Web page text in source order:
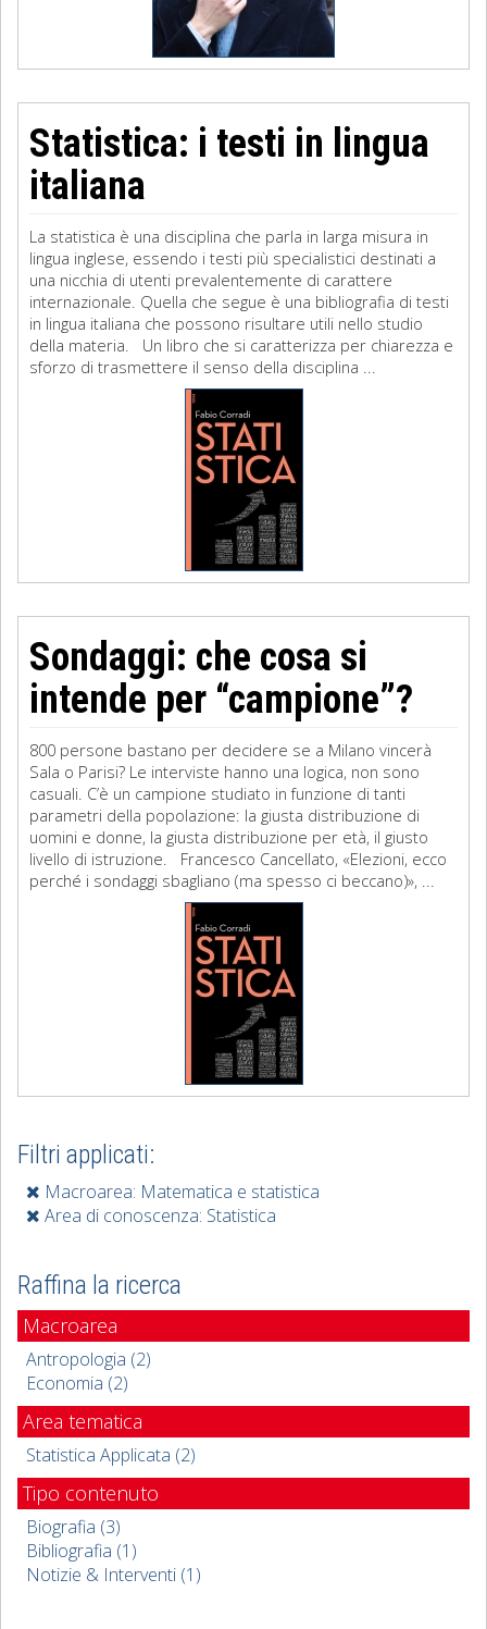
Statistica: i testi in lingua
italiana
La statistica è una disciplina che parla in larga misura in
lingua inglese, essendo i testi più specialistici destinati a
una nicchia di utenti prevalentemente di carattere
internazionale. Quella che segue è una bibliografia di testi
in lingua italiana che possono risultare utili nello studio
della materia. Un libro che si caratterizza per chiarezza e
sforzo di trasmettere il senso della disciplina ...
Sondaggi: che cosa si
intende per “campione”?
800 persone bastano per decidere se a Milano vincerà
Sala o Parisi? Le interviste hanno una logica, non sono
casuali. C’è un campione studiato in funzione di tanti
parametri della popolazione: la giusta distribuzione di
uomini e donne, la giusta distribuzione per età, il giusto
livello di istruzione. Francesco Cancellato, «Elezioni, ecco
perché i sondaggi sbagliano (ma spesso ci beccano)», ...
Filtri applicati:
Macroarea: Matematica e statistica
Area di conoscenza: Statistica
Raffina la ricerca
Macroarea
Antropologia (2)
Economia (2)
Area tematica
Statistica Applicata (2)
Tipo contenuto
Biografia (3)
Bibliografia (1)
Notizie & Interventi (1)